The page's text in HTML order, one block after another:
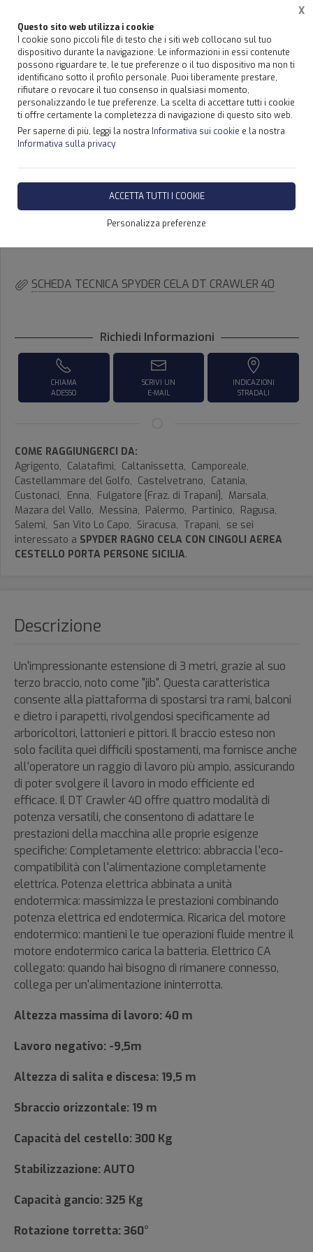
Questo sito web utilizza i cookie
I cookie sono piccoli file di testo che i siti web collocano sul tuo
dispositivo durante la navigazione. Le informazioni in essi contenute
possono riguardare te, le tue preferenze o il tuo dispositivo ma non ti
identificano sotto il profilo personale. Puoi liberamente prestare,
rifiutare o revocare il tuo consenso in qualsiasi momento,
personalizzando le tue preferenze. La scelta di accettare tutti i cookie
ti offre certamente la completezza di navigazione di questo sito web.
Per saperne di più, leggi la nostra Informativa sui cookie e la nostra
Informativa sulla privacy
ACCETTA TUTTI I COOKIE
Personalizza preferenze
X
Home Prodotti SPYDER RAGNO CELA CON CINGOLI AEREA CESTELLO PORTA PERSONE
SPYDER CON CINGOLI CELA,
CESTELLO DT CRAWLER 40 -
SICILIA CELA SPYDER DT
CRAWLER 40
DISPONIBILITÀ IMMEDIATA
SCHEDA TECNICA SPYDER CELA DT CRAWLER 40
Richiedi Informazioni
CHIAMA
ADESSO
SCRIVI UN
E-MAIL
INDICAZIONI
STRADALI
COME RAGGIUNGERCI DA:
Agrigento, Calatafimi, Caltanissetta, Camporeale,
Castellammare del Golfo, Castelvetrano, Catania,
Custonaci, Enna, Fulgatore [Fraz. di Trapani], Marsala,
Mazara del Vallo, Messina, Palermo, Partinico, Ragusa,
Salemi, San Vito Lo Capo, Siracusa, Trapani, se sei
interessato a SPYDER RAGNO CELA CON CINGOLI AEREA
CESTELLO PORTA PERSONE SICILIA.
Descrizione
Un'impressionante estensione di 3 metri, grazie al suo
terzo braccio, noto come "jib". Questa caratteristica
consente alla piattaforma di spostarsi tra rami, balconi
e dietro i parapetti, rivolgendosi specificamente ad
arboricoltori, lattonieri e pittori. Il braccio esteso non
solo facilita quei difficili spostamenti, ma fornisce anche
all'operatore un raggio di lavoro più ampio, assicurando
di poter svolgere il lavoro in modo efficiente ed
efficace. Il DT Crawler 40 offre quattro modalità di
potenza versatili, che consentono di adattare le
prestazioni della macchina alle proprie esigenze
specifiche: Completamente elettrico: abbraccia l'eco-
compatibilità con l'alimentazione completamente
elettrica. Potenza elettrica abbinata a unità
endotermica: massimizza le prestazioni combinando
potenza elettrica ed endotermica. Ricarica del motore
endotermico: mantieni le tue operazioni fluide mentre il
motore endotermico carica la batteria. Elettrico CA
collegato: quando hai bisogno di rimanere connesso,
collega per un'alimentazione ininterrotta.
Altezza massima di lavoro: 40 m
Lavoro negativo: -9,5m
Altezza di salita e discesa: 19,5 m
Sbraccio orizzontale: 19 m
Capacità del cestello: 300 Kg
Stabilizzazione: AUTO
Capacità gancio: 325 Kg
Rotazione torretta: 360°